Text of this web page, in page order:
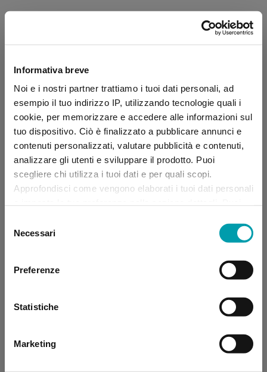
Informativa breve
Noi e i nostri partner trattiamo i tuoi dati personali, ad
esempio il tuo indirizzo IP, utilizzando tecnologie quali i
cookie, per memorizzare e accedere alle informazioni sul
tuo dispositivo. Ciò è finalizzato a pubblicare annunci e
contenuti personalizzati, valutare pubblicità e contenuti,
analizzare gli utenti e sviluppare il prodotto. Puoi
scegliere chi utilizza i tuoi dati e per quali scopi.
Approfondisci come vengono elaborati i tuoi dati personali
momento dalla Dichiarazione sui “
delNecessari
Preferenze
Statistiche
Marketing
Application error: a client-side exception has occurred (see the
browser console for more information)